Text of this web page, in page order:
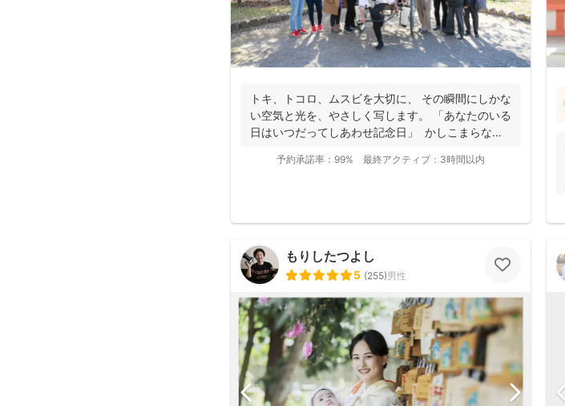
トキ、トコロ、ムスビを大切に、 その瞬間にしかな
い空気と光を、やさしく写します。 「あなたのいる
日はいつだってしあわせ記念日」 かしこまらなく
予約承諾率： 99% 最終アクティブ： 3時間以内
もりしたつよし
5 (255)男性